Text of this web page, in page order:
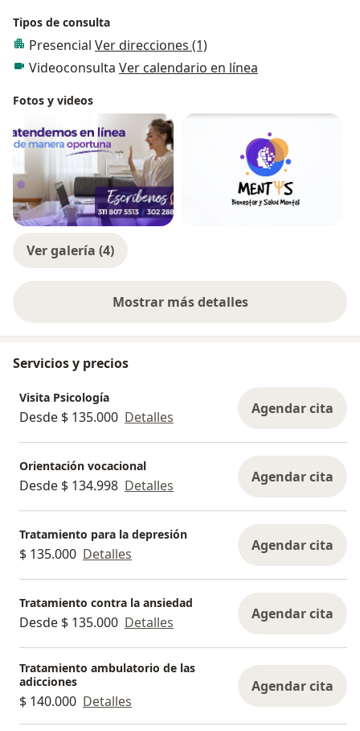
Tipos de consulta
Presencial Ver direcciones (1)
Videoconsulta Ver calendario en línea
Fotos y videos
Ver galería (4)
Mostrar más detalles
sobre la experiencia
Servicios y precios
Visita Psicología
Desde $ 135.000 Detalles Agendar cita
Orientación vocacional
Desde $ 134.998 Detalles Agendar cita
Tratamiento para la depresión
$ 135.000 Detalles Agendar cita
Tratamiento contra la ansiedad
Desde $ 135.000 Detalles Agendar cita
Tratamiento ambulatorio de las
adicciones
$ 140.000 Detalles
Agendar cita